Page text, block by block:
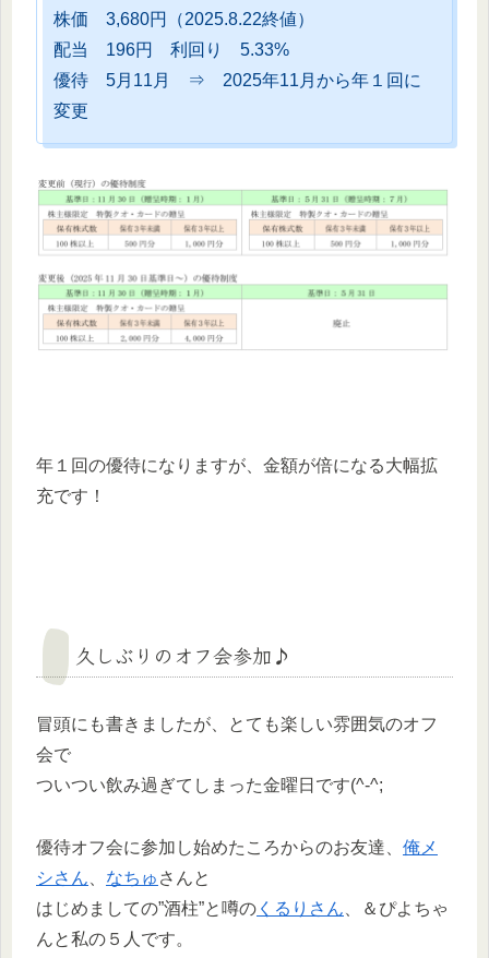
株価 3,680円（2025.8.22終値）
配当 196円 利回り 5.33%
優待 5月11月 ⇒ 2025年11月から年１回に
変更
年１回の優待になりますが、金額が倍になる大幅拡
充です！
久しぶりのオフ会参加♪
冒頭にも書きましたが、とても楽しい雰囲気のオフ
会で
ついつい飲み過ぎてしまった金曜日です(^-^;
優待オフ会に参加し始めたころからのお友達、 俺メ
シさん
なちゅ さんと
はじめましての”酒柱”と噂の くるりさん 、＆ぴよちゃ
んと私の５人です。